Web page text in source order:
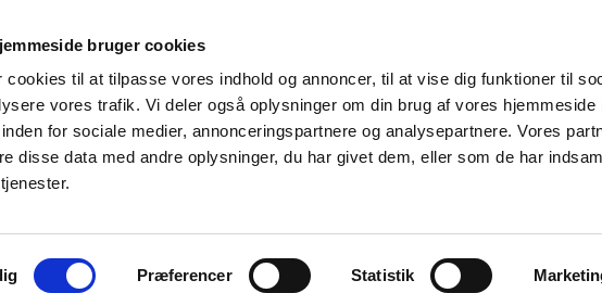
bruger cookies
cookies til at tilpasse vores indhold og annoncer, til at vise dig funktioner til
vores trafik. Vi deler også oplysninger om din brug af vores hjemmeside
for sociale medier, annonceringspartnere og analysepartnere. Vores
disse data med andre oplysninger, du har givet dem, eller som de har
Præferencer Statistik
Nyheder Om os Kontakt
Bivirkninger og
produktinformation
Tilskud og
Apoteker og salg af